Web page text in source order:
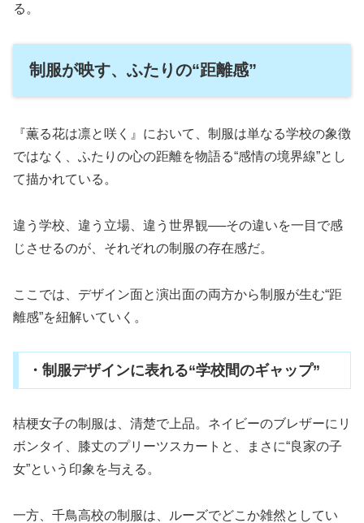
る。
制服が映す、ふたりの“距離感”
『薫る花は凛と咲く』において、制服は単なる学校の象徴
ではなく、ふたりの心の距離を物語る“感情の境界線”とし
て描かれている。
違う学校、違う立場、違う世界観──その違いを一目で感
じさせるのが、それぞれの制服の存在感だ。
ここでは、デザイン面と演出面の両方から制服が生む“距
離感”を紐解いていく。
・制服デザインに表れる“学校間のギャップ”
桔梗女子の制服は、清楚で上品。ネイビーのブレザーにリ
ボンタイ、膝丈のプリーツスカートと、まさに“良家の子
女”という印象を与える。
一方、千鳥高校の制服は、ルーズでどこか雑然としてい